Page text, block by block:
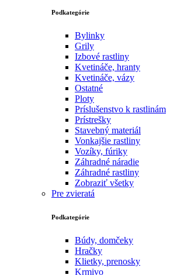
Podkategórie
Bylinky
Grily
Izbové rastliny
Kvetináče, hranty
Kvetináče, vázy
Ostatné
Ploty
Príslušenstvo k rastlinám
Prístrešky
Stavebný materiál
Vonkajšie rastliny
Vozíky, fúriky
Záhradné náradie
Záhradné rastliny
Zobraziť všetky
Pre zvieratá
Podkategórie
Búdy, domčeky
Hračky
Klietky, prenosky
Krmivo